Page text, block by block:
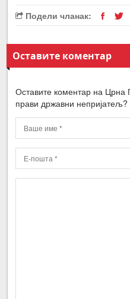
Подели чланак:
Оставите коментар
Оставите коментар на Црна
прави државни непријатељ?